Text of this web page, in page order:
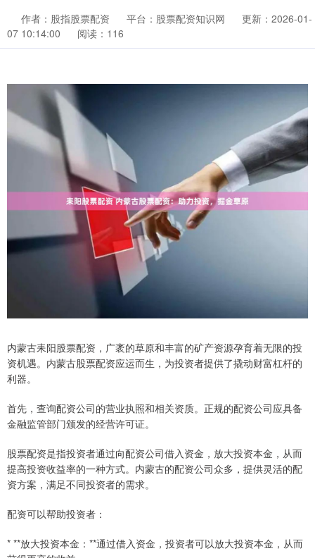
作者：股指股票配资 平台：股票配资知识网
更新：2026-01-
07 10:14:00
阅读：116
内蒙古耒阳股票配资，广袤的草原和丰富的矿产资源孕育着无限的投
资机遇。内蒙古股票配资应运而生，为投资者提供了撬动财富杠杆的
利器。
首先，查询配资公司的营业执照和相关资质。正规的配资公司应具备
金融监管部门颁发的经营许可证。
股票配资是指投资者通过向配资公司借入资金，放大投资本金，从而
提高投资收益率的一种方式。内蒙古的配资公司众多，提供灵活的配
资方案，满足不同投资者的需求。
配资可以帮助投资者：
* **放大投资本金：**通过借入资金，投资者可以放大投资本金，从而